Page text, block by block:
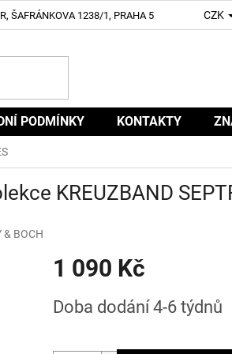
ŠAFRÁNKOVA 1238/1, PRAHA 5 CZK
PODMÍNKY KONTAKTY
KREUZBAND
& BOCH
1 090 Kč
cena:
Doba dodání 4-6 týdnů